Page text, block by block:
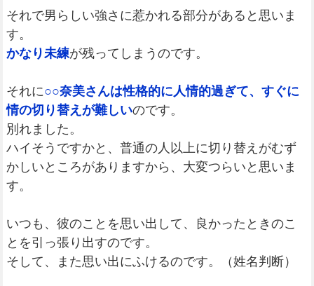
それで男らしい強さに惹かれる部分があると思いま
す。
かなり未練が残ってしまうのです。
それに○○奈美さんは性格的に人情的過ぎて、すぐに
情の切り替えが難しいのです。
別れました。
ハイそうですかと、普通の人以上に切り替えがむず
かしいところがありますから、大変つらいと思いま
す。
いつも、彼のことを思い出して、良かったときのこ
とを引っ張り出すのです。
そして、また思い出にふけるのです。（姓名判断）